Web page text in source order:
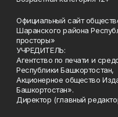
Официальный сайт
Шаранского района
просторы»
УЧРЕДИТЕЛЬ:
Агентство по печати и
Республики Башкортостан,
Акционерное общество
Башкортостан».
Директор (главный